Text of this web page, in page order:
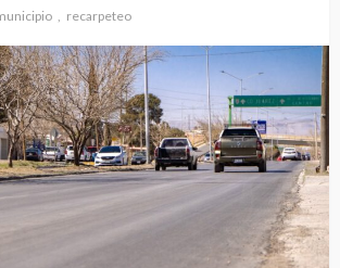
recarpeteo